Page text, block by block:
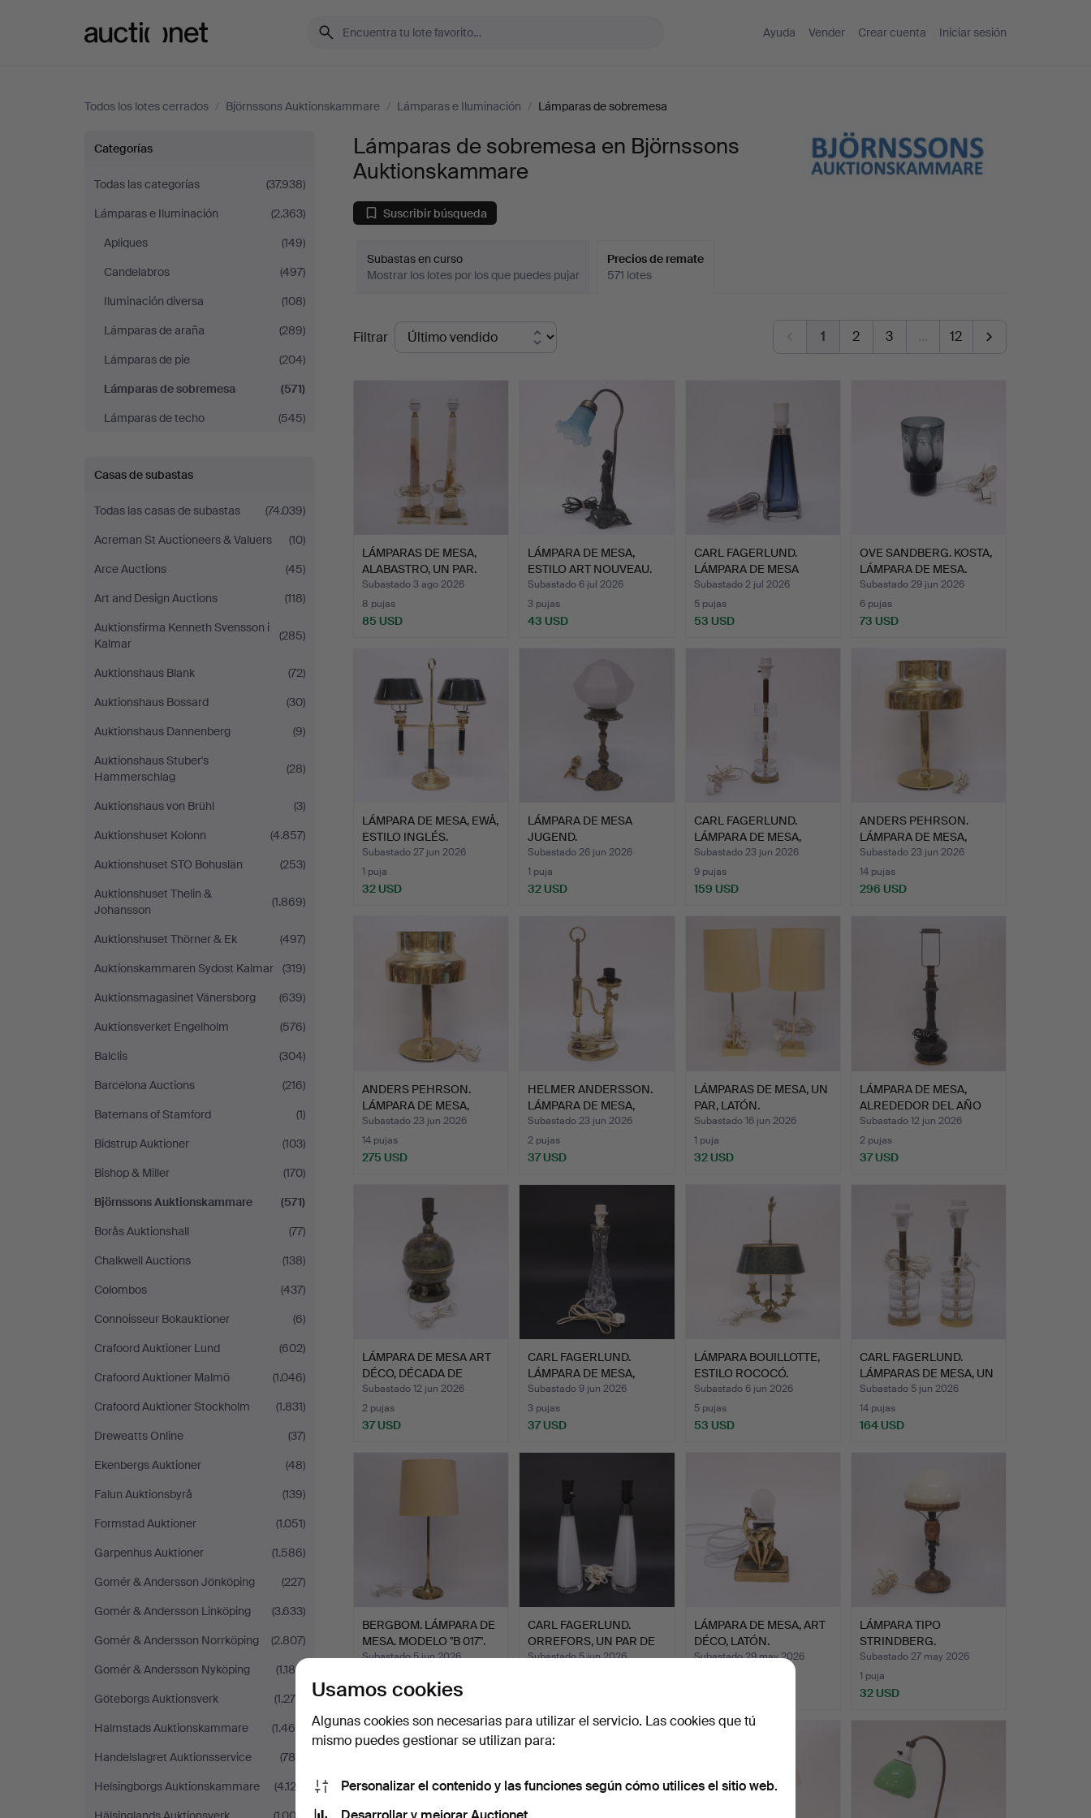
Ayuda Vender Crear cuenta Iniciar sesión
Todos los lotes cerrados / Björnssons Auktionskammare / Lámparas e Iluminación / Lámparas de sobremesa
Lámparas
de
sobremesa
en
Björnssons
Auktionskammare
Categorías
Todas las categorías
(37.938)
Lámparas e Iluminación
(2.363)
Apliques
(149)
Candelabros
(497)
Iluminación diversa
(108)
Lámparas de araña
(289)
Lámparas de pie
(204)
Lámparas de sobremesa
(571)
Lámparas de techo
(545)
Casas de subastas
Todas las casas de subastas
(74.039)
Acreman St Auctioneers & Valuers
(10)
Arce Auctions
(45)
Art and Design Auctions
(118)
Auktionsfirma Kenneth Svensson i
Kalmar
(285)
Auktionshaus Blank
(72)
Auktionshaus Bossard
(30)
Auktionshaus Dannenberg
(9)
Auktionshaus Stuber's
Hammerschlag
(28)
Auktionshaus von Brühl
(3)
Auktionshuset Kolonn
(4.857)
Auktionshuset STO Bohuslän
(253)
Auktionshuset Thelin &
Johansson
(1.869)
Auktionshuset Thörner & Ek
(497)
Auktionskammaren Sydost Kalmar
(319)
Auktionsmagasinet Vänersborg
(639)
Auktionsverket Engelholm
(576)
Balclis
(304)
Barcelona Auctions
(216)
Batemans of Stamford
(1)
Bidstrup Auktioner
(103)
Bishop & Miller
(170)
Björnssons Auktionskammare
(571)
Borås Auktionshall
(77)
Chalkwell Auctions
(138)
Colombos
(437)
Connoisseur Bokauktioner
(6)
Crafoord Auktioner Lund
(602)
Crafoord Auktioner Malmö
(1.046)
Crafoord Auktioner Stockholm
(1.831)
Dreweatts Online
(37)
Ekenbergs Auktioner
(48)
Falun Auktionsbyrå
(139)
Formstad Auktioner
(1.051)
Garpenhus Auktioner
(1.586)
Gomér & Andersson Jönköping
(227)
Gomér & Andersson Linköping
(3.633)
Gomér & Andersson Norrköping
(2.807)
Gomér & Andersson Nyköping
(1.188)
Göteborgs Auktionsverk
(1.275)
Halmstads Auktionskammare
(1.465)
Handelslagret Auktionsservice
(786)
Helsingborgs Auktionskammare
(4.123)
Lámparas de sobremesa en Björnssons
Auktionskammare
Suscribir búsqueda
Subastas en curso
Mostrar los lotes por los que puedes pujar
Precios de remate
571 lotes
Precios
de
Filtrar 1 2 3 … 12
LÁMPARAS DE MESA,
ALABASTRO, UN PAR.
Subastado 3 ago 2026
8 pujas
85 USD
LÁMPARA DE MESA,
ESTILO ART NOUVEAU.
Subastado 6 jul 2026
3 pujas
43 USD
CARL FAGERLUND.
LÁMPARA DE MESA
ORREFORS.
Subastado 2 jul 2026
5 pujas
53 USD
OVE SANDBERG. KOSTA,
LÁMPARA DE MESA.
Subastado 29 jun 2026
6 pujas
73 USD
LÁMPARA DE MESA, EWÅ,
ESTILO INGLÉS.
Subastado 27 jun 2026
1 puja
32 USD
LÁMPARA DE MESA
JUGEND.
Subastado 26 jun 2026
1 puja
32 USD
CARL FAGERLUND.
LÁMPARA DE MESA,
ORREFORS.
Subastado 23 jun 2026
9 pujas
159 USD
ANDERS PEHRSON.
LÁMPARA DE MESA,
"BUMLING"…
Subastado 23 jun 2026
14 pujas
296 USD
ANDERS PEHRSON.
LÁMPARA DE MESA,
"BUMLING"…
Subastado 23 jun 2026
14 pujas
275 USD
HELMER ANDERSSON.
LÁMPARA DE MESA,
ÖRSJÖ.
Subastado 23 jun 2026
2 pujas
37 USD
LÁMPARAS DE MESA, UN
PAR, LATÓN.
Subastado 16 jun 2026
1 puja
32 USD
LÁMPARA DE MESA,
ALREDEDOR DEL AÑO
1900.
Subastado 12 jun 2026
2 pujas
37 USD
LÁMPARA DE MESA ART
DÉCO, DÉCADA DE
1920/4…
Subastado 12 jun 2026
2 pujas
37 USD
CARL FAGERLUND.
LÁMPARA DE MESA,
ORREFORS.
Subastado 9 jun 2026
3 pujas
37 USD
LÁMPARA BOUILLOTTE,
ESTILO ROCOCÓ.
Subastado 6 jun 2026
5 pujas
53 USD
CARL FAGERLUND.
LÁMPARAS DE MESA, UN
PAR, …
Subastado 5 jun 2026
14 pujas
164 USD
BERGBOM. LÁMPARA DE
MESA. MODELO "B 017".
Subastado 5 jun 2026
212 USD
CARL FAGERLUND.
ORREFORS, UN PAR DE
LÁMPAR…
Subastado 5 jun 2026
LÁMPARA DE MESA, ART
DÉCO, LATÓN.
Subastado 29 may 2026
LÁMPARA TIPO
STRINDBERG.
Subastado 27 may 2026
1 puja
32 USD
Usamos cookies
Algunas cookies son necesarias para utilizar el servicio. Las cookies que tú
mismo puedes gestionar se utilizan para:
Personalizar el contenido y las funciones según cómo utilices el sitio web.